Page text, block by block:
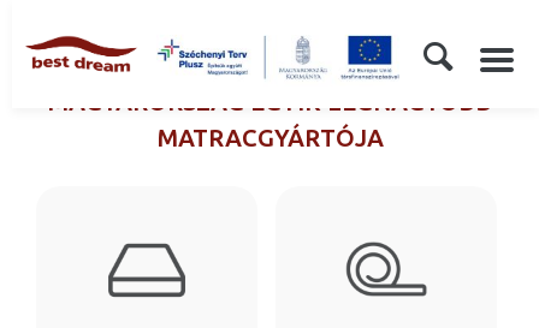
MAGYARORSZÁG EGYIK LEGNAGYOBB
MATRACGYÁRTÓJA